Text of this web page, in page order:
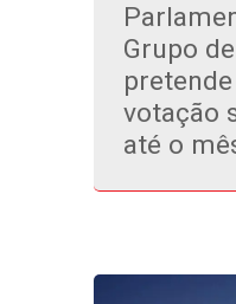
Grupo
votação
até o